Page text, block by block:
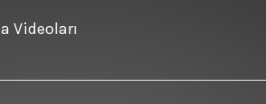
Videoları